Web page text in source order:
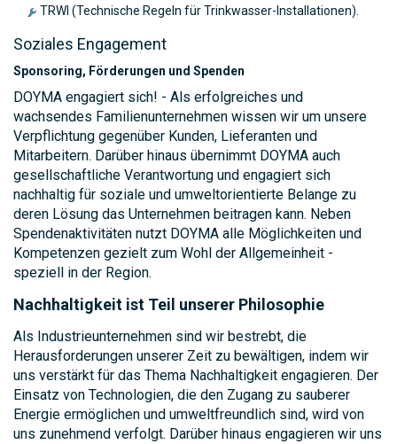
TRWI (Technische Regeln für Trinkwasser-Installationen).
Soziales Engagement
Sponsoring, Förderungen und Spenden
DOYMA engagiert sich! - Als erfolgreiches und
wachsendes Familienunternehmen wissen wir um unsere
Verpflichtung gegenüber Kunden, Lieferanten und
Mitarbeitern. Darüber hinaus übernimmt DOYMA auch
gesellschaftliche Verantwortung und engagiert sich
nachhaltig für soziale und umweltorientierte Belange zu
deren Lösung das Unternehmen beitragen kann. Neben
Spendenaktivitäten nutzt DOYMA alle Möglichkeiten und
Kompetenzen gezielt zum Wohl der Allgemeinheit -
speziell in der Region.
Nachhaltigkeit ist Teil unserer Philosophie
Als Industrieunternehmen sind wir bestrebt, die
Herausforderungen unserer Zeit zu bewältigen, indem wir
uns verstärkt für das Thema Nachhaltigkeit engagieren. Der
Einsatz von Technologien, die den Zugang zu sauberer
Energie ermöglichen und umweltfreundlich sind, wird von
uns zunehmend verfolgt. Darüber hinaus engagieren wir uns